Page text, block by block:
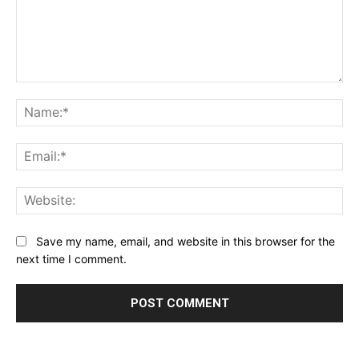
Save my name, email, and website in this browser for the
next time I comment.